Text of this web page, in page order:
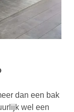
dan een bak
wel een